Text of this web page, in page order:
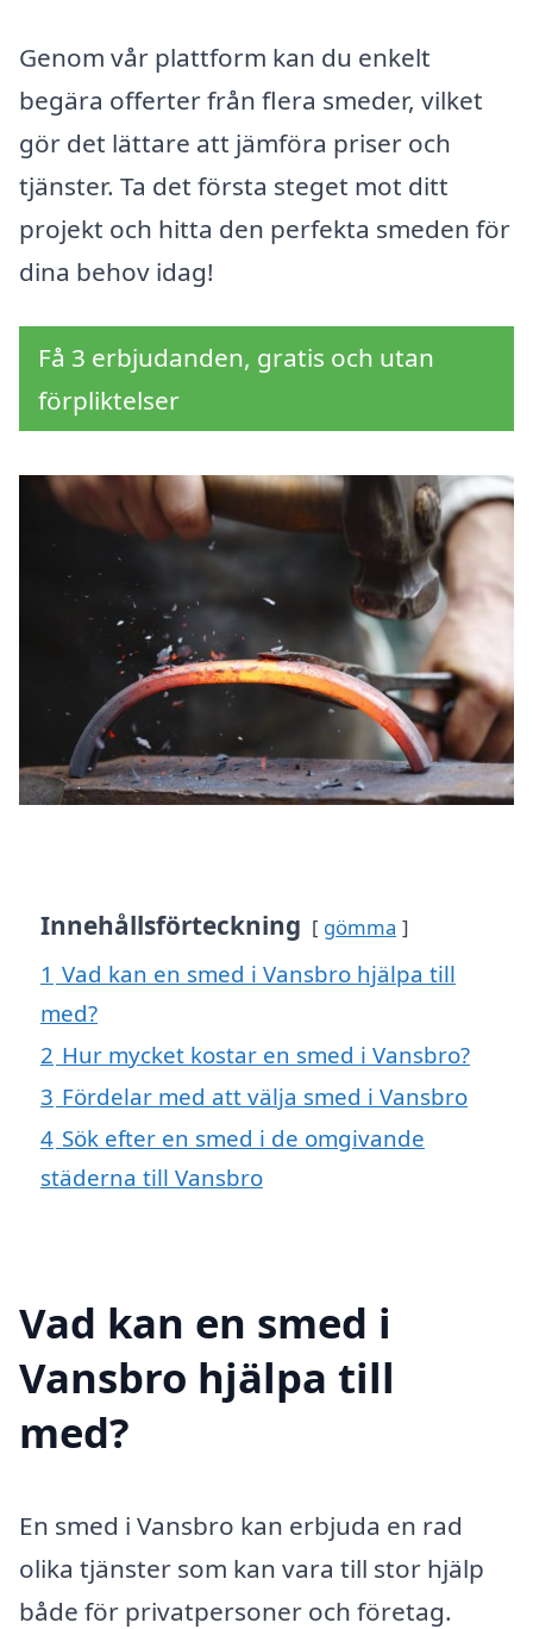
Genom vår plattform kan du enkelt
begära offerter från flera smeder, vilket
gör det lättare att jämföra priser och
tjänster. Ta det första steget mot ditt
projekt och hitta den perfekta smeden för
dina behov idag!
Få 3 erbjudanden, gratis och utan
förpliktelser
Innehållsförteckning gömma
1 Vad kan en smed i Vansbro hjälpa till
med?
2 Hur mycket kostar en smed i Vansbro?
3 Fördelar med att välja smed i Vansbro
4 Sök efter en smed i de omgivande
städerna till Vansbro
Vad kan en smed i
Vansbro hjälpa till
med?
En smed i Vansbro kan erbjuda en rad
olika tjänster som kan vara till stor hjälp
både för privatpersoner och företag.